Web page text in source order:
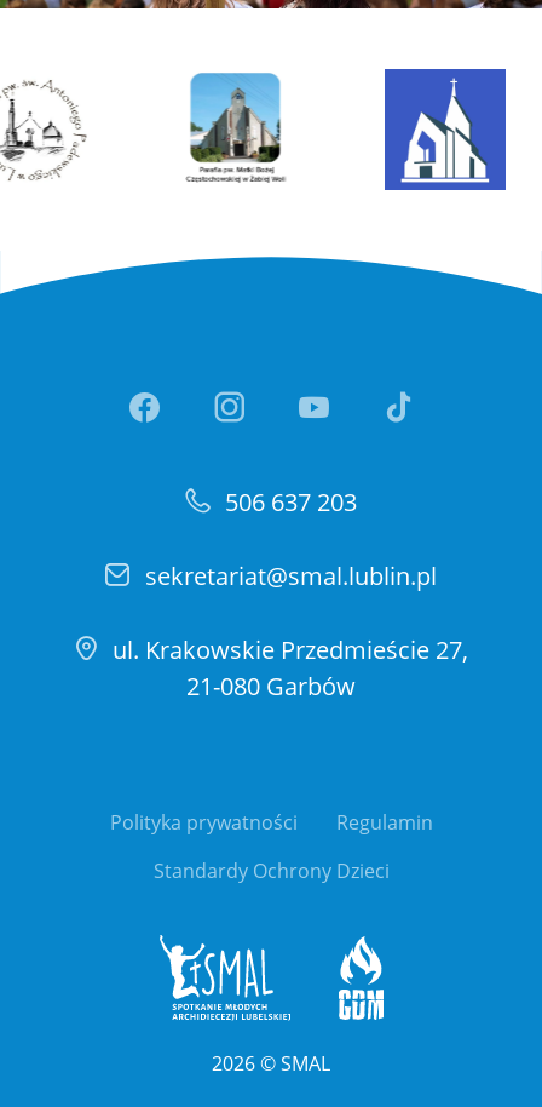
Link otwiera sie w nowej
Link otwiera sie w
Link otwiera
506 637 203
sekretariat@smal.lublin.pl
ul. Krakowskie Przedmieście 27,
21-080 Garbów
Polityka prywatności
Regulamin
Standardy Ochrony Dzieci
2026©SMAL